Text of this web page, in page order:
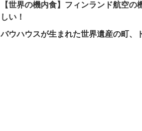
【世界の機内食】フィンランド航空
しい！
バウハウスが生まれた世界遺産の町、